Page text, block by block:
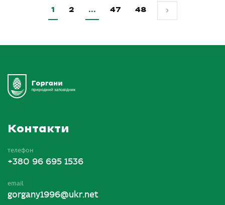
1 2 … 47 48
Контакти
телефон
+380 96 695 1536
email
gorgany1996@ukr.net